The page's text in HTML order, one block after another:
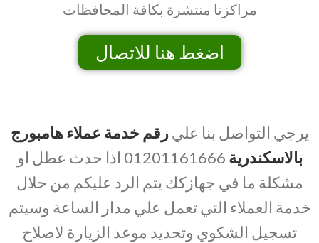
مراكزنا منتشرة بكافة المحافظات
اضغط هنا للاتصال
يرجي التواصل بنا عليرقم خدمة عملاء هامبورج
بالاسكندرية
01201161666 اذا حدث عطل او
مشكلة ما في جهازكك يتم الرد عليكم من حلال
خدمة العملاء التي تعمل علي مدار الساعة وسيتم
تسجيل الشكوي وتحديد موعد الزيارة لاصلاح